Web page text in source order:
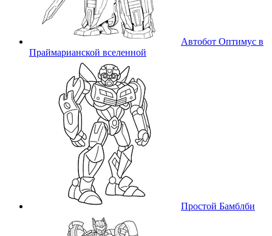
Автобот Оптимус в
Праймарианской вселенной
Простой Бамблби